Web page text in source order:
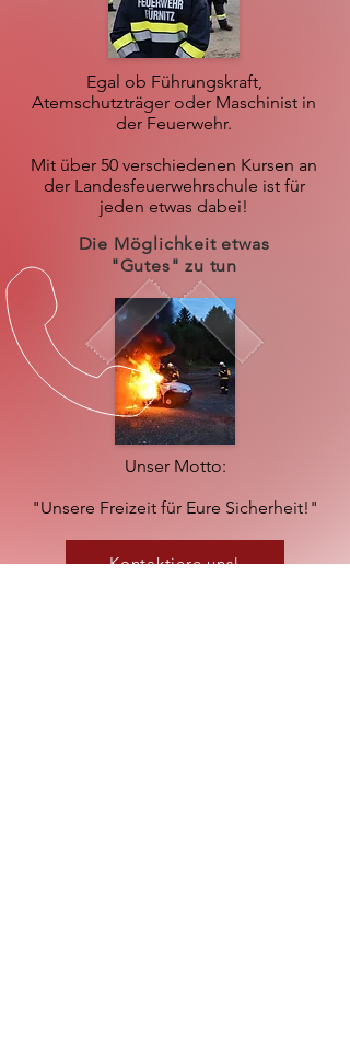
Egal ob Führungskraft,
Atemschutzträger oder Maschinist in
der Feuerwehr.
Mit über 50 verschiedenen Kursen an
der Landesfeuerwehrschule ist für
jeden etwas dabei!
Die Möglichkeit etwas
"Gutes" zu tun
Unser Motto:
"Unsere Freizeit für Eure Sicherheit!"
Kontaktiere uns!